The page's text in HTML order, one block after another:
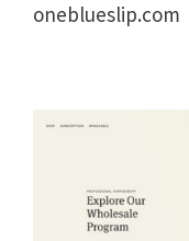
oneblueslip.com